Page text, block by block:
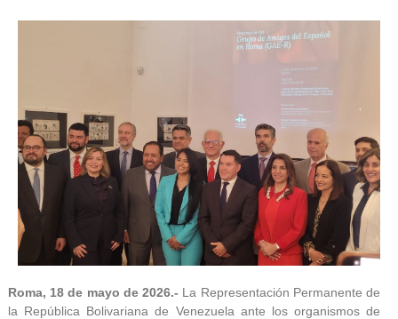
Roma, 18 de mayo de 2026.- La Representación Permanente de
la República Bolivariana de Venezuela ante los organismos de